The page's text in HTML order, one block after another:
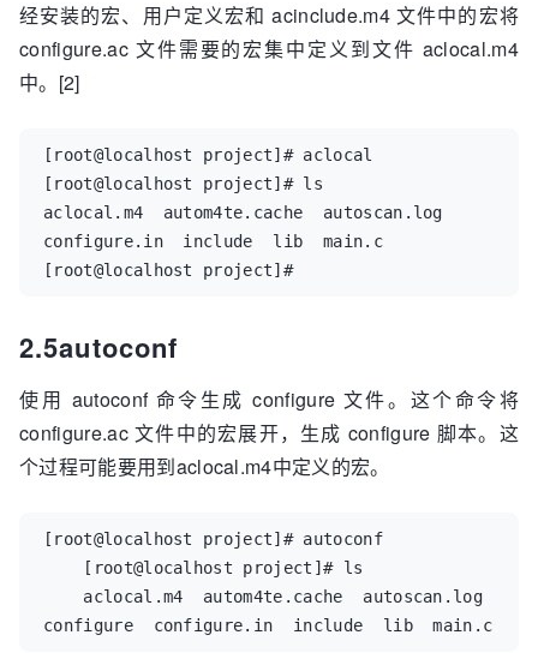
经安装的宏、用户定义宏和 acinclude.m4 文件中的宏将
configure.ac 文件需要的宏集中定义到文件 aclocal.m4
中。[2]
[root@localhost project]# aclocal
[root@localhost project]# ls
aclocal.m4  autom4te.cache  autoscan.log
configure.in  include  lib  main.c
[root@localhost project]#
2.5autoconf
使用 autoconf 命令生成 configure 文件。这个命令将
configure.ac 文件中的宏展开，生成 configure 脚本。这
个过程可能要用到aclocal.m4中定义的宏。
[root@localhost project]# autoconf
configure  configure.in  include  lib  main.c